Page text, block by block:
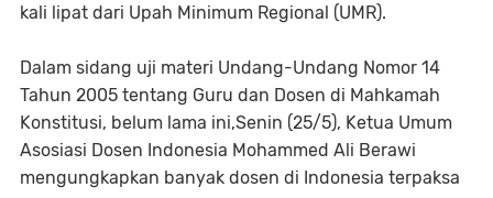
kali lipat dari Upah Minimum Regional (UMR).
Dalam sidang uji materi Undang-Undang Nomor 14
Tahun 2005 tentang Guru dan Dosen di Mahkamah
Konstitusi, belum lama ini,Senin (25/5), Ketua Umum
Asosiasi Dosen Indonesia Mohammed Ali Berawi
mengungkapkan banyak dosen di Indonesia terpaksa